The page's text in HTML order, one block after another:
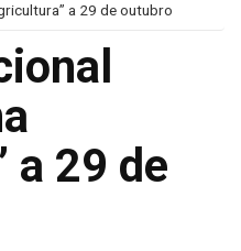
a 29 de outubro
a 29 de